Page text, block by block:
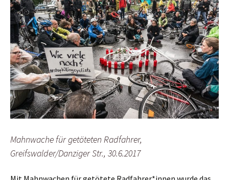
Mahnwache für getöteten Radfahrer,
Greifswalder/Danziger Str., 30.6.2017